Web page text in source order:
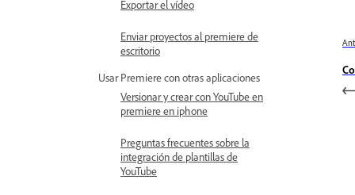
Exportar el vídeo
Enviar proyectos al premiere de
escritorio
Usar Premiere con otras aplicaciones
Versionar y crear con YouTube en
premiere en iphone
Preguntas frecuentes sobre la
integración de plantillas de
YouTube